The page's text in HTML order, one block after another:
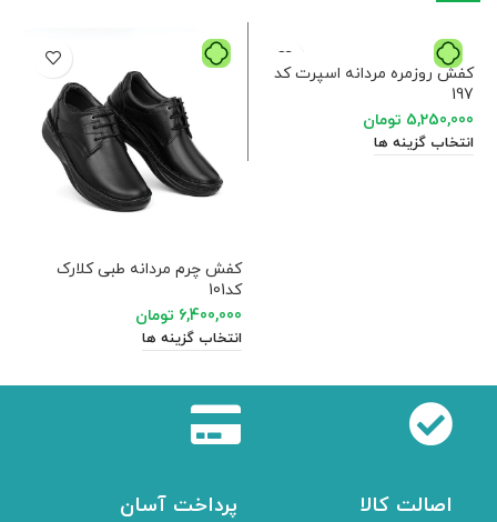
کفش روزمره مردانه اسپرت کد
197
5,250,000 تومان
انتخاب گزینه ها
کفش چرم مردانه طبی کلارک
کد101
6,400,000 تومان
انتخاب گزینه ها
اصالت کالا پرداخت آسان